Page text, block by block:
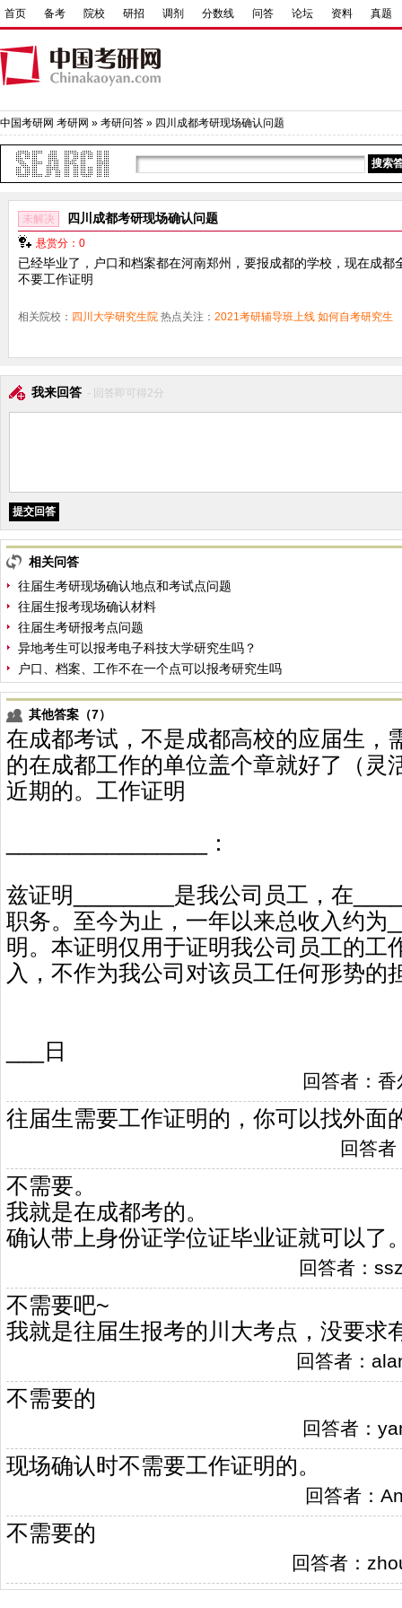
首页 备考 院校 研招 调剂 分数线 问答 论坛 资料 真题
中国考研网 考研网 » 考研问答 » 四川成都考研现场确认问题
未解决 四川成都考研现场确认问题
悬赏分：0
已经毕业了，户口和档案都在河南郑州，要报成都的学校，现在成
不要工作证明
相关院校： 四川大学研究生院 热点关注： 2021考研辅导班上线 如何自考研究生
我来回答 - 回答即可得2分
相关问答
往届生考研现场确认地点和考试点问题
往届生报考现场确认材料
往届生考研报考点问题
异地考生可以报考电子科技大学研究生吗？
户口、档案、工作不在一个点可以报考研究生吗
其他答案（7）
在成都考试，不是成都高校的应届生，
的在成都工作的单位盖个章就好了（灵
近期的。工作证明
________________：
兹证明________是我公司员工，在
职务。至今为止，一年以来总收入约为
明。本证明仅用于证明我公司员工的工
入，不作为我公司对该员工任何形势的
___日
回答者：
往届生需要工作证明的，你可以找外面
回答
不需要。
我就是在成都考的。
确认带上身份证学位证毕业证就可以了
回答者：
不需要吧~
我就是往届生报考的川大考点，没要求
回答者：
不需要的
回答者：
现场确认时不需要工作证明的。
回答者：
不需要的
回答者：